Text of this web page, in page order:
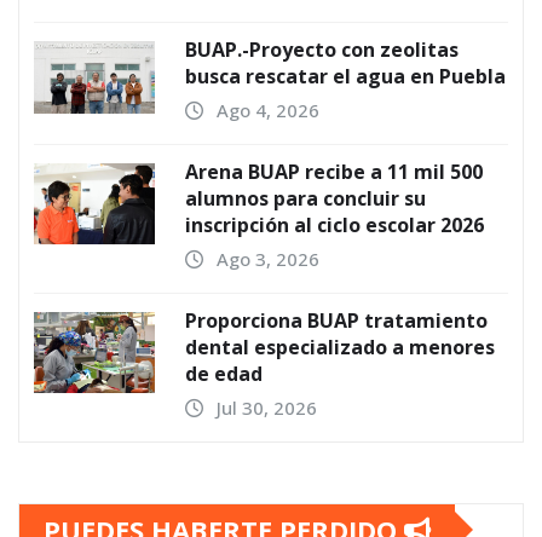
BUAP.-Proyecto con zeolitas
busca rescatar el agua en Puebla
Ago 4, 2026
Arena BUAP recibe a 11 mil 500
alumnos para concluir su
inscripción al ciclo escolar 2026
Ago 3, 2026
Proporciona BUAP tratamiento
dental especializado a menores
de edad
Jul 30, 2026
PUEDES HABERTE PERDIDO